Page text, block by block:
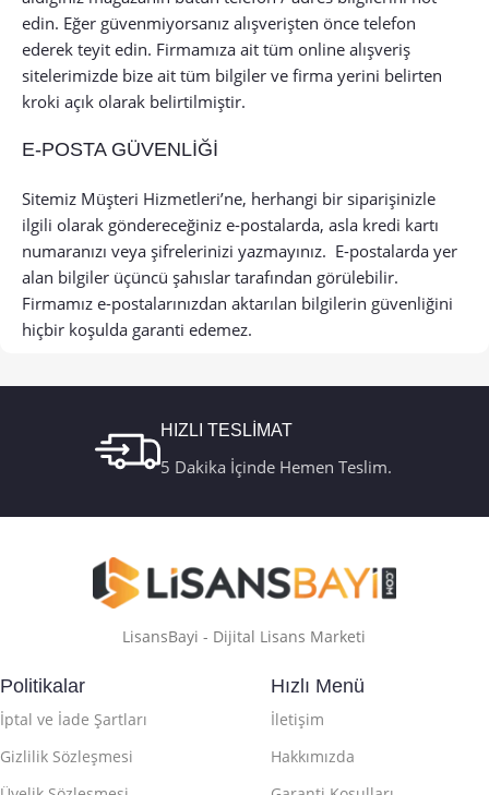
edin. Eğer güvenmiyorsanız alışverişten önce telefon
ederek teyit edin. Firmamıza ait tüm online alışveriş
sitelerimizde bize ait tüm bilgiler ve firma yerini belirten
kroki açık olarak belirtilmiştir.
E-POSTA GÜVENLİĞİ
Sitemiz Müşteri Hizmetleri’ne, herhangi bir siparişinizle
ilgili olarak göndereceğiniz e-postalarda, asla kredi kartı
numaranızı veya şifrelerinizi yazmayınız. E-postalarda yer
alan bilgiler üçüncü şahıslar tarafından görülebilir.
Firmamız e-postalarınızdan aktarılan bilgilerin güvenliğini
hiçbir koşulda garanti edemez.
HIZLI TESLİMAT
5 Dakika İçinde Hemen Teslim.
LisansBayi - Dijital Lisans Marketi
Politikalar
İptal ve İade Şartları
Gizlilik Sözleşmesi
Hızlı Menü
İletişim
Hakkımızda